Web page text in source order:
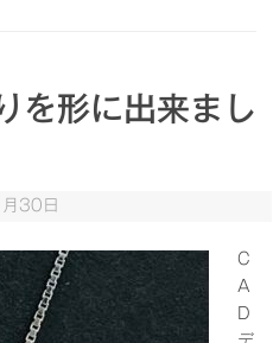
を形に出来まし
30日
C
A
D